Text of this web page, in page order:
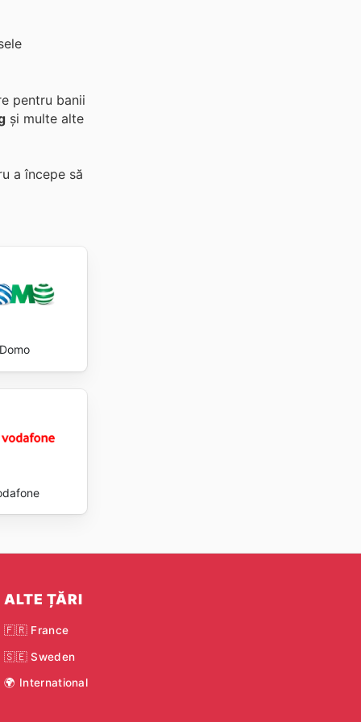
pentru banii
și multe alte
a începe să
Domo
ALTE ȚĂRI
🇫🇷 France
🇸🇪 Sweden
🌍 International